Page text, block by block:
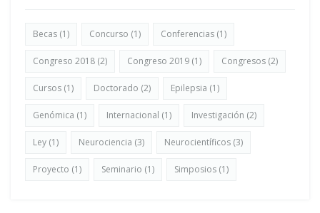
Becas (1) Concurso (1) Conferencias (1)
Congreso 2018 (2) Congreso 2019 (1) Congresos (2)
Cursos (1) Doctorado (2) Epilepsia (1)
Genómica (1) Internacional (1) Investigación (2)
Ley (1) Neurociencia (3) Neurocientíficos (3)
Proyecto (1) Seminario (1) Simposios (1)